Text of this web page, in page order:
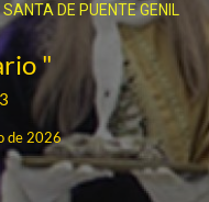
DE PUENTE GENIL
"
de 2026